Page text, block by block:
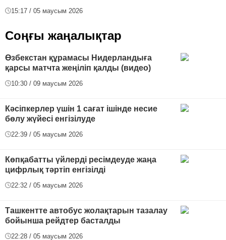
15:17 / 05 маусым 2026
Соңғы жаңалықтар
Өзбекстан құрамасы Нидерландыға
қарсы матчта жеңіліп қалды (видео)
10:30 / 09 маусым 2026
Кәсіпкерлер үшін 1 сағат ішінде несие
бөлу жүйесі енгізілуде
22:39 / 05 маусым 2026
Көпқабатты үйлерді ресімдеуде жаңа
цифрлық тәртіп енгізілді
22:32 / 05 маусым 2026
Ташкентте автобус жолақтарын тазалау
бойынша рейдтер басталды
22:28 / 05 маусым 2026